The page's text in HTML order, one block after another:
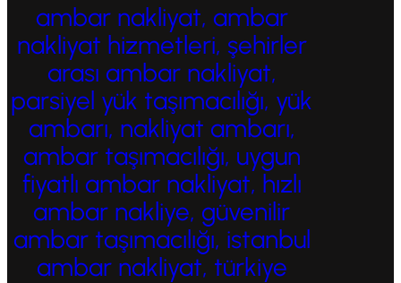
ambar nakliyat, ambar
nakliyat hizmetleri, şehirler
arası ambar nakliyat,
parsiyel yük taşımacılığı, yük
ambarı, nakliyat ambarı,
ambar taşımacılığı, uygun
fiyatlı ambar nakliyat, hızlı
ambar nakliye, güvenilir
ambar taşımacılığı, istanbul
ambar nakliyat, türkiye